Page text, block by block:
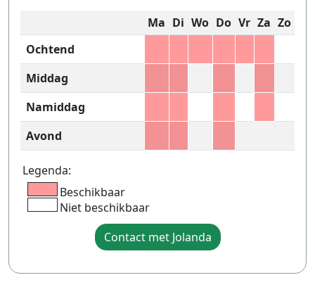
Ma Di Wo Do Vr Za Zo
Ochtend
Middag
Namiddag
Avond
Legenda:
Beschikbaar
Niet beschikbaar
Contact met Jolanda